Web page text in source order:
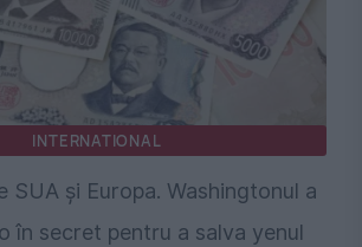
INTERNATIONAL
SUA și Europa. Washingtonul a
în secret pentru a salva yenul